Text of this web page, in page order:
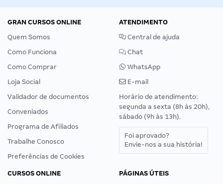
GRAN CURSOS ONLINE
Quem Somos
Como Funciona
Como Comprar
Loja Social
Validador de documentos
Conveniados
Programa de Afiliados
Trabalhe Conosco
Preferências de Cookies
ATENDIMENTO
Central de ajuda
Chat
WhatsApp
E-mail
Horário de atendimento:
segunda a sexta (8h às 20h),
sábado (9h às 13h).
Foi aprovado?
Envie-nos a sua história!
CURSOS ONLINE
PÁGINAS ÚTEIS